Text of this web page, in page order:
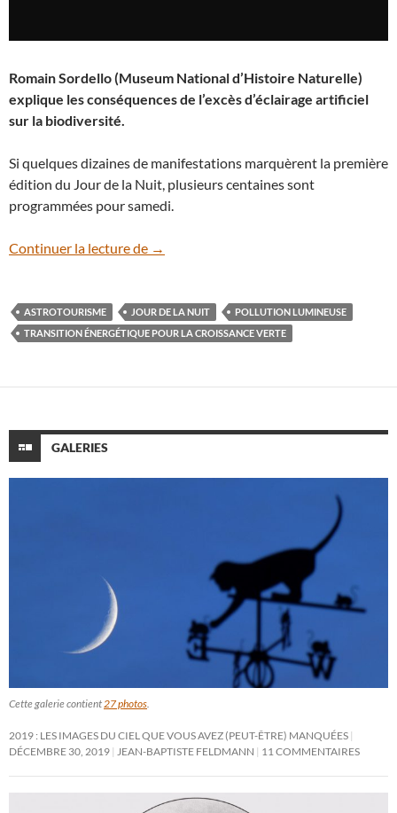
Romain Sordello (Museum National d’Histoire Naturelle)
explique les conséquences de l’excès d’éclairage artificiel
sur la biodiversité.
Si quelques dizaines de manifestations marquèrent la première
édition du Jour de la Nuit, plusieurs centaines sont
programmées pour samedi.
Continuer la lecture de Le Jour de la Nuit, c’est samedi partout
→
ASTROTOURISME JOUR DE LA NUIT
POLLUTION LUMINEUSE
TRANSITION ÉNERGÉTIQUE POUR LA CROISSANCE VERTE
GALERIES
Cette galerie contient 27 photos
2019 : LES IMAGES DU CIEL QUE VOUS AVEZ (PEUT-ÊTRE) MANQUÉES
DÉCEMBRE 30, 2019
JEAN-BAPTISTE FELDMANN 11 COMMENTAIRES